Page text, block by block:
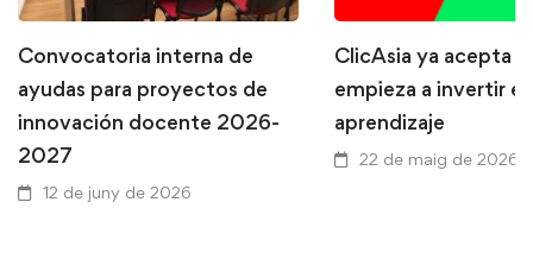
Convocatoria interna de
ayudas para proyectos de
innovación docente 2026-
2027
12 de juny de 2026
ClicAsia ya acepta
empieza a invertir
aprendizaje
22 de maig de 2026